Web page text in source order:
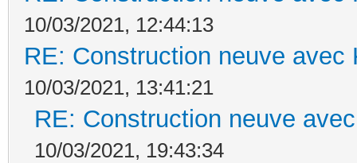
10/03/2021, 12:44:13
RE: Construction neuve avec
10/03/2021, 13:41:21
RE: Construction neuve
10/03/2021, 19:43:34